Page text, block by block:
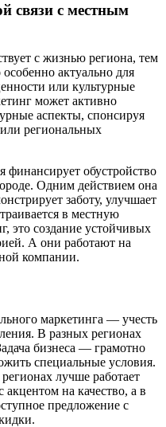
связи с местным
с жизнью региона, тем
актуально для
или культурные
может активно
аспекты, спонсируя
региональных
финансирует обустройство
Одним действием она
заботу, улучшает
в местную
это создание устойчивых
А они работают на
компании.
маркетинга — учесть
В разных регионах
бизнеса — грамотно
специальные условия.
лучше работает
на качество, а в
предложение с